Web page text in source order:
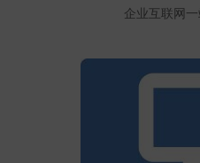
企业互联网